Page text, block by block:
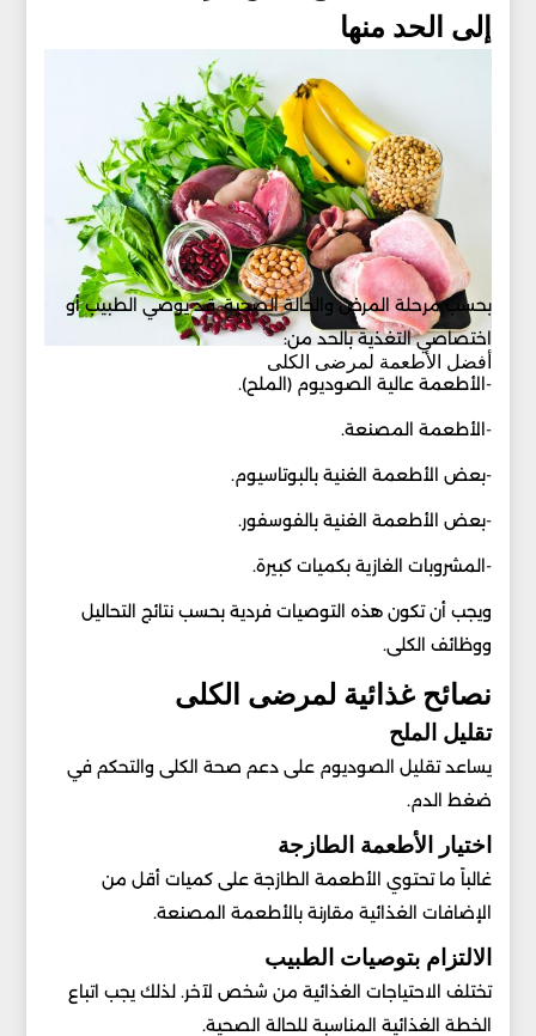
إلى الحد منها
أفضل الأطعمة لمرضى الكلى
بحسب مرحلة المرض والحالة الصحية. قد يوصي الطبيب أو
اختصاصي التغذية بالحد من:
-الأطعمة عالية الصوديوم (الملح).
-الأطعمة المصنعة.
-بعض الأطعمة الغنية بالبوتاسيوم.
-بعض الأطعمة الغنية بالفوسفور.
-المشروبات الغازية بكميات كبيرة.
ويجب أن تكون هذه التوصيات فردية بحسب نتائج التحاليل
ووظائف الكلى.
نصائح غذائية لمرضى الكلى
تقليل الملح
يساعد تقليل الصوديوم على دعم صحة الكلى والتحكم في
ضغط الدم.
اختيار الأطعمة الطازجة
غالباً ما تحتوي الأطعمة الطازجة على كميات أقل من
الإضافات الغذائية مقارنة بالأطعمة المصنعة.
الالتزام بتوصيات الطبيب
تختلف الاحتياجات الغذائية من شخص لآخر. لذلك يجب اتباع
الخطة الغذائية المناسبة للحالة الصحية.